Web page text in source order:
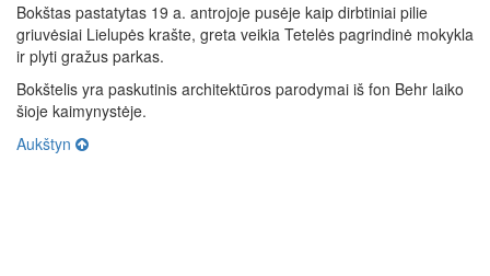
Bokštas pastatytas 19 a. antrojoje pusėje kaip dirbtiniai pilie
griuvėsiai Lielupės krašte, greta veikia Tetelės pagrindinė mokykla
ir plyti gražus parkas.
Bokštelis yra paskutinis architektūros parodymai iš fon Behr laiko
šioje kaimynystėje.
Aukštyn